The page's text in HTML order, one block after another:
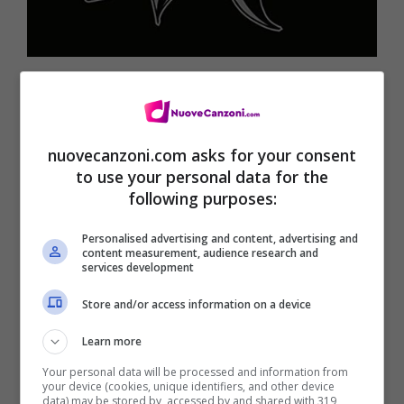
Tracklist Hellvisback Platinum – Salmo
album
(Disponibile su Amazon nelle
versioni2 CD Audio–Edizione Deluxe [2CD
nuovecanzoni.com asks for your consent
to use your personal data for the
following purposes:
Personalised advertising and content, advertising and
content measurement, audience research and
services development
Store and/or access information on a device
Learn more
Your personal data will be processed and information from
your device (cookies, unique identifiers, and other device
data) may be stored by, accessed by and shared with 319